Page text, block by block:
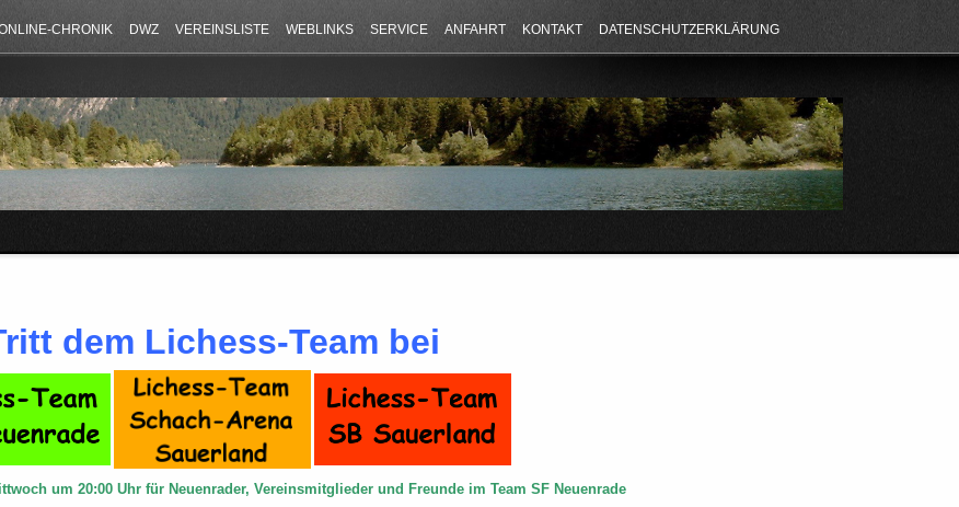
CHRONIK DWZ VEREINSLISTE WEBLINKS SERVICE ANFAHRT KONTAKT
DATENSCHUTZERKLÄRUNG
dem Lichess-Team bei
um 20:00 Uhr für Neuenrader, Vereinsmitglieder und Freunde im Team SF Neuenrade